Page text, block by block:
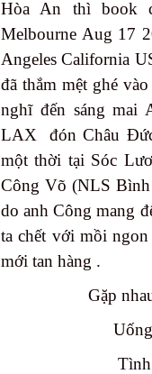
Hòa An thì book
Melbourne Aug 17
Angeles California
đã thắm mệt ghé
nghĩ đến sáng mai
LAX đón Châu Đức
một thời tại Sóc
Công Võ (NLS Bình
do anh Công mang
ta chết với mồi
mới tan hàng .
Gặp